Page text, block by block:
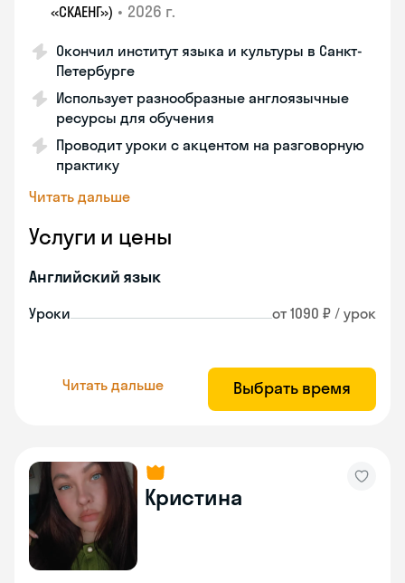
«СКАЕНГ») • 2026 г.
Окончил институт языка и культуры в Санкт-
Петербурге
Использует разнообразные англоязычные
ресурсы для обучения
Проводит уроки с акцентом на разговорную
практику
Читать дальше
Услуги и цены
Английский язык
Уроки от 1090 ₽ / урок
Читать дальше Выбрать время
Кристина